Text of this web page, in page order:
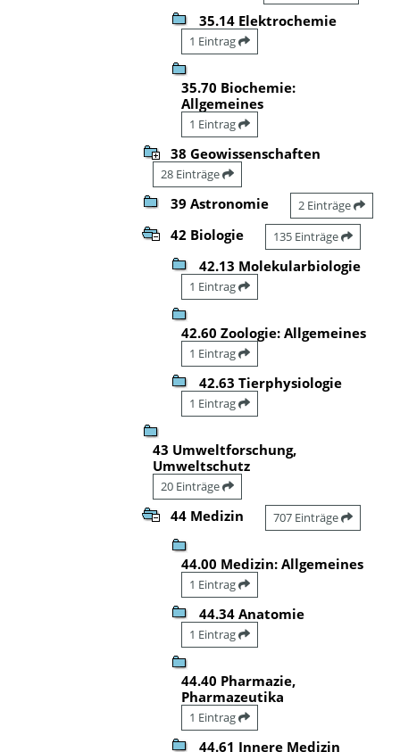
35.14 Elektrochemie
1 Eintrag
35.70 Biochemie:
Allgemeines
1 Eintrag
38 Geowissenschaften
28 Einträge
39 Astronomie 2 Einträge
42 Biologie 135 Einträge
42.13 Molekularbiologie
1 Eintrag
42.60 Zoologie: Allgemeines
1 Eintrag
42.63 Tierphysiologie
1 Eintrag
43 Umweltforschung,
Umweltschutz
20 Einträge
44 Medizin 707 Einträge
44.00 Medizin: Allgemeines
1 Eintrag
44.34 Anatomie
1 Eintrag
44.40 Pharmazie,
Pharmazeutika
1 Eintrag
44.61 Innere Medizin